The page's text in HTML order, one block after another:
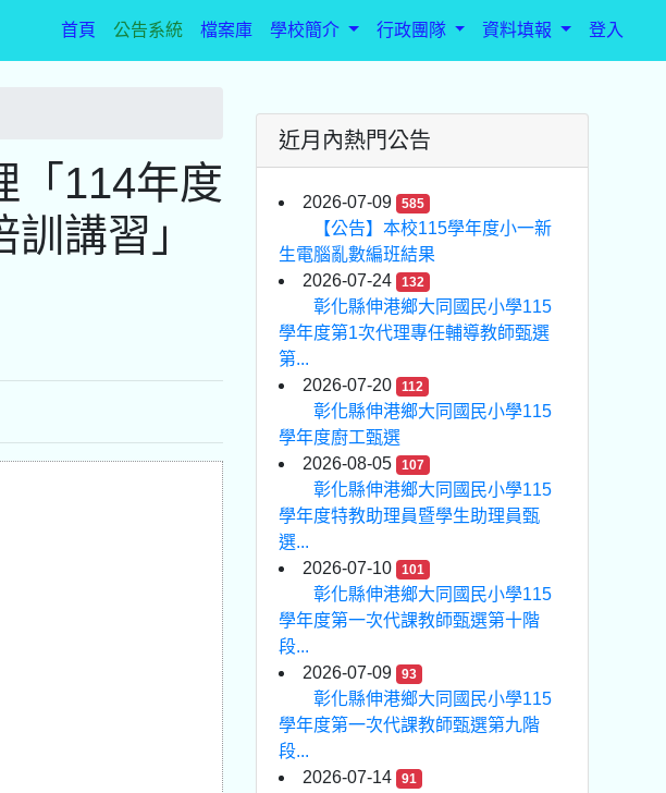
首頁(current)
公告系統 檔案庫 學校簡介 行政團隊 資料填報 登入
「114年度
講習」
近月內熱門公告
2026-07-09 585
【公告】本校115學年度小一新
生電腦亂數編班結果
2026-07-24
132
彰化縣伸港鄉大同國民小學115
學年度第1次代理專任輔導教師甄選
第...
2026-07-20
112
彰化縣伸港鄉大同國民小學115
學年度廚工甄選
2026-08-05
107
彰化縣伸港鄉大同國民小學115
學年度特教助理員暨學生助理員甄
選...
2026-07-10
101
彰化縣伸港鄉大同國民小學115
學年度第一次代課教師甄選第十階
段...
2026-07-09
93
彰化縣伸港鄉大同國民小學115
學年度第一次代課教師甄選第九階
段...
2026-07-14
91